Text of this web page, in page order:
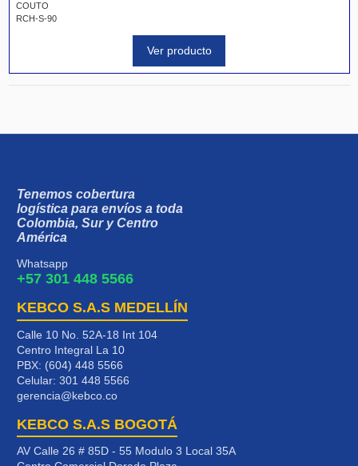
COUTO
RCH-S-90
Ver producto
Tenemos cobertura
logística para envíos a toda
Colombia, Sur y Centro
América
Whatsapp
+57 301 448 5566
KEBCO S.A.S MEDELLÍN
Calle 10 No. 52A-18 Int 104
Centro Integral La 10
PBX: (604) 448 5566
Celular: 301 448 5566
gerencia@kebco.co
KEBCO S.A.S BOGOTÁ
AV Calle 26 # 85D - 55 Modulo 3 Local 35A